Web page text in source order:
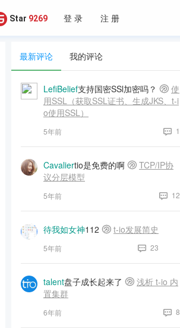
Star 9269 登 录 注 册
最新评论 我的评论
LefiBelief支持国密SSl加密吗？
使
用SSL（获取SSL证书、生成JKS、t-i
o使用SSL）
5年前 1
Cavaliertio是免费的啊
TCP/IP协
议分层模型
5年前 12
待我如女神112 t-io发展简史
5年前 23
talent盘子成长起来了
浅析 t-io 内
置集群
6年前 8